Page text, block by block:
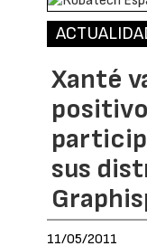
Xanté
sus
11/05/2011